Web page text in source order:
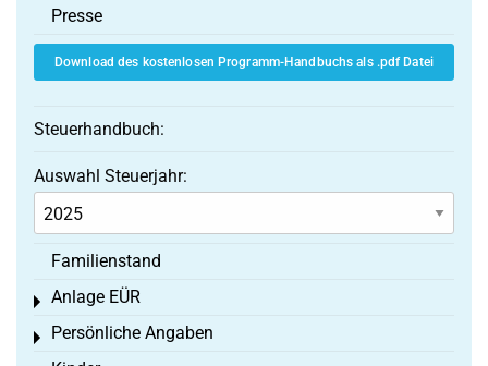
Presse
Download des kostenlosen Programm-Handbuchs als .pdf Datei
Steuerhandbuch:
Auswahl Steuerjahr:
Familienstand
Anlage EÜR
Toggle menu
Persönliche Angaben
Toggle menu